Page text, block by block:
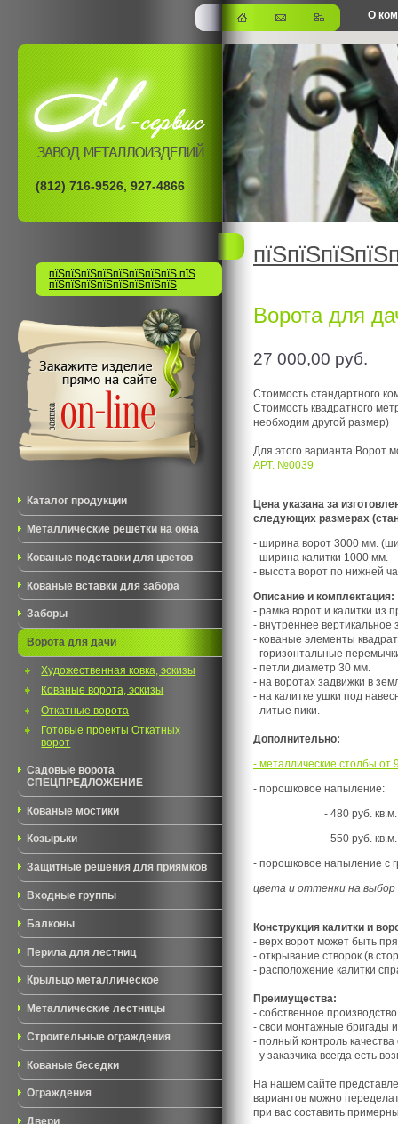
О
офис
(812) 716-9526, 927-4866
пїЅпїЅпїЅпїЅпїЅпїЅпїЅпїЅ пїЅ
пїЅпїЅпїЅпїЅпїЅпїЅпїЅпїЅ
Каталог продукции
Металлические решетки на окна
Кованые подставки для цветов
Кованые вставки для забора
Заборы
Ворота для дачи
Художественная ковка, эскизы
Кованые ворота, эскизы
Откатные ворота
Готовые проекты Откатных
ворот
Садовые ворота
СПЕЦПРЕДЛОЖЕНИЕ
Кованые мостики
Козырьки
Защитные решения для приямков
Входные группы
Балконы
Перила для лестниц
Крыльцо металлическое
Металлические лестницы
Строительные ограждения
Кованые беседки
Ограждения
Ворота для
27 000,00 руб.
Стоимость стандартного
Стоимость квадратного
необходим другой размер)
Для этого варианта Ворот
АРТ. №0039
Цена указана за
следующих размерах
- ширина ворот 3000 мм.
- ширина калитки 1000 мм.
- высота ворот по нижней
Описание и комплектация:
- рамка ворот и калитки из
- внутреннее
- кованые элементы
- горизонтальные
- петли диаметр 30 мм.
- на воротах задвижки в
- на калитке ушки под
- литые пики.
Дополнительно:
- металлические столбы от
- порошковое напыление:
- 480 руб.
- 550 руб.
- порошковое напыление с
цвета и оттенки на выбор
Конструкция калитки и
- верх ворот может быть
- открывание створок (в
- расположение калитки
Преимущества:
- собственное
- свои монтажные бригады
- полный контроль
- у заказчика всегда есть
На нашем сайте
вариантов можно
при вас составить